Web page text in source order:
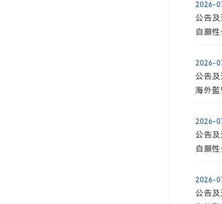
2026-
公告
自願
2026-
公告
海外
2026-
公告
自願
2026-
公告